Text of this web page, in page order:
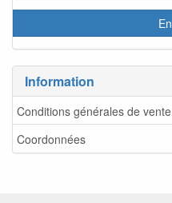
Information
Conditions générales de vente
Coordonnées